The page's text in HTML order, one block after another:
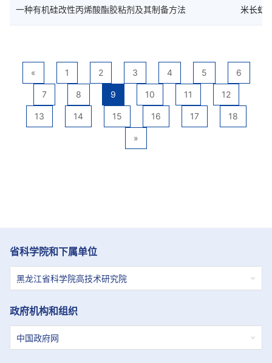
一种有机硅改性丙烯酸酯胶粘剂及其制备方法 米长虹;
« 1 2 3 4 5 6
7 8 9 10 11 12
13 14 15 16 17 18
»
省科学院和下属单位
政府机构和组织